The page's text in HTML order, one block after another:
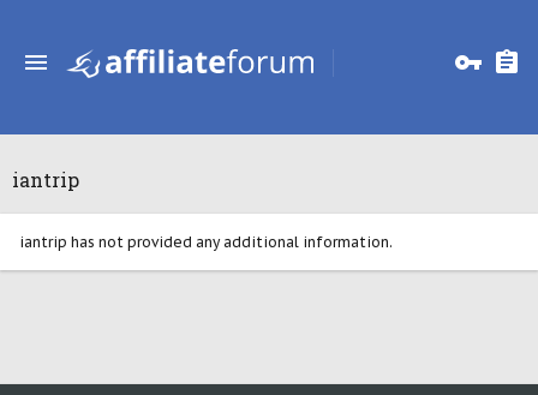
iantrip
iantrip has not provided any additional information.